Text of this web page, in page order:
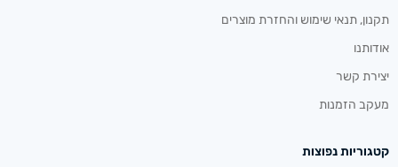
תקנון, תנאי שימוש והחזרת מוצרים
אודותנו
יצירת קשר
מעקב הזמנות
קטגוריות נפוצות